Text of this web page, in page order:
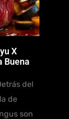
X
Buena
del
de
son